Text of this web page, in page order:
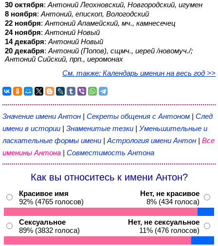
30 октября: Антоний Леохновский, Новгородский, игумен
8 ноября: Антоний, епископ, Вологодский
22 ноября: Антоний Апамейский, мч., камнесечец
24 ноября: Антоний Новый
14 декабря: Антоний Новый
20 декабря: Антоний (Попов), сщмч., иерей /новомуч./;
Антоний Сийский, прп., иеромонах
См. также: Календарь именин на весь год >>
Значение имени Антон | Секреты общения с Антоном | След
имени в истории | Знаменитые тезки | Уменьшительные и
ласкательные формы имени | Астрология имени Антон | Все
именины Антона | Совместимость Антона
Как вы относитесь к имени Антон?
Красивое имя
92% (4765 голосов)
Нет, не красивое
8% (434 голоса)
Сексуальное
89% (3832 голоса)
Нет, не сексуальное
11% (476 голосов)